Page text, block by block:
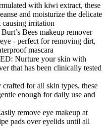
with kiwi extract, these
and moisturize the delicate
causing irritation
Bees makeup remover
- perfect for removing dirt,
mascara
Nurture your skin with
that has been clinically tested
for all skin types, these
enough for daily use and
remove eye makeup at
pads over eyelids until all